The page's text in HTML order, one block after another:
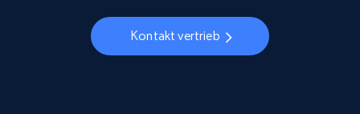
Kontakt vertrieb